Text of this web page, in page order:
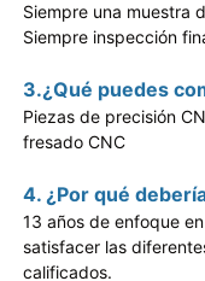
Siempre una muestra
Siempre inspección
3.¿Qué puedes
Piezas de precisión
fresado CNC
4. ¿Por qué
13 años de enfoque
satisfacer las
calificados.